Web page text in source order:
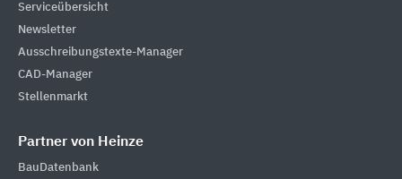
Serviceübersicht
Newsletter
Ausschreibungstexte-Manager
CAD-Manager
Stellenmarkt
Partner von Heinze
BauDatenbank